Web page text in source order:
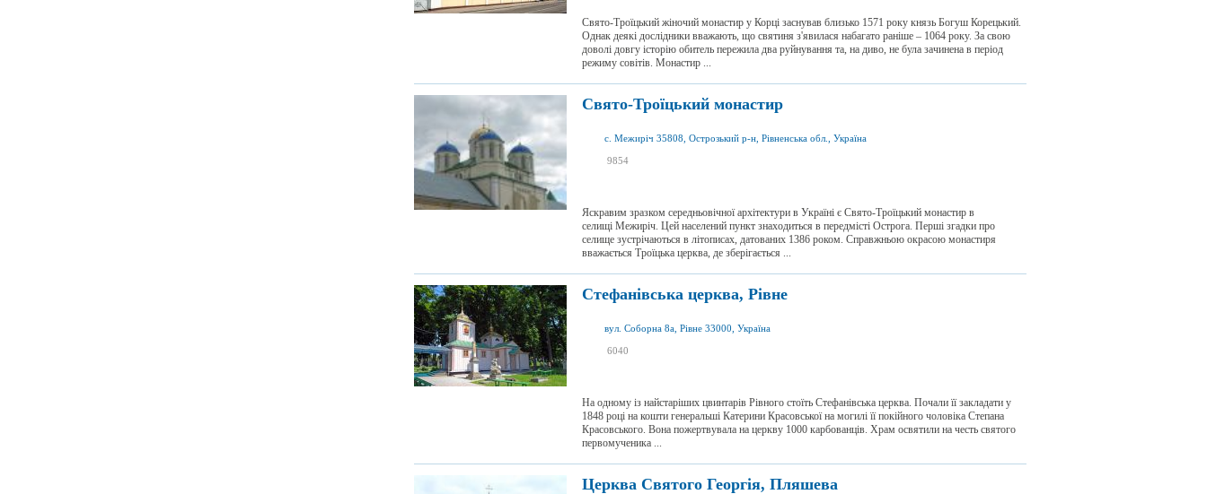
Свято-Троїцький жіночий монастир у Корці заснував близько 1571 року князь Богуш Корецький.
Однак деякі дослідники вважають, що святиня з'явилася набагато раніше – 1064 року. За свою
доволі довгу історію обитель пережила два руйнування та, на диво, не була зачинена в період
режиму совітів. Монастир ...
Свято-Троїцький монастир
с. Межиріч 35808, Острозький р-н, Рівненська обл., Україна
9854
Яскравим зразком середньовічної архітектури в Україні є Свято-Троїцький монастир в
селищі Межиріч. Цей населений пункт знаходиться в передмісті Острога. Перші згадки про
селище зустрічаються в літописах, датованих 1386 роком. Справжньою окрасою монастиря
вважається Троїцька церква, де зберігається ...
Стефанівська церква, Рівне
вул. Соборна 8а, Рівне 33000, Україна
6040
На одному із найстаріших цвинтарів Рівного стоїть Стефанівська церква. Почали її закладати у
1848 році на кошти генеральші Катерини Красовської на могилі її покійного чоловіка Степана
Красовського. Вона пожертвувала на церкву 1000 карбованців. Храм освятили на честь святого
первомученика ...
Церква Cвятого Георгія, Пляшева